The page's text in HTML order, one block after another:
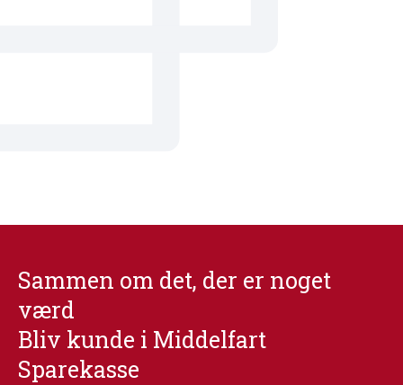
Sammen om det, der er noget
værd
Bliv kunde i Middelfart
Sparekasse